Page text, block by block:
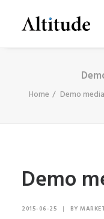
Home Demo
Demo
2015-06-25 | BY